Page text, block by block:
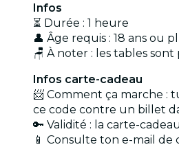
Infos
⏳ Durée : 1 heure
👤 Âge requis : 18 ans ou
🪑 À noter : les tables
Infos carte-cadeau
📨 Comment ça marche :
ce code contre un billet
🔑 Validité : la carte-
📱 Consulte ton e-mail